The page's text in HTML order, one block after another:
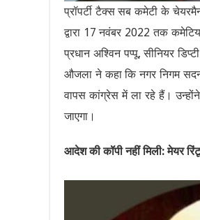
प्रॉपर्टी टैक्स सब कमेटी के चेयरमैन
द्वारा 17 नवंबर 2022 तक
प्रधान अश्विन पप्पू, सीनियर
औजला ने कहा कि नगर निगम
वापस कांग्रेस में ला रहे हैं।
जाएगा।
आदेश की कॉपी नहीं मिली: मेयर रिंटू